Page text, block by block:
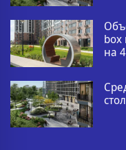
box
на